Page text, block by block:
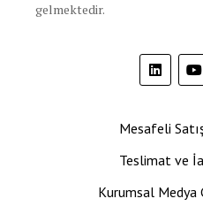
gelmektedir.
Mesafeli
Teslimat ve
Kurumsal Medya